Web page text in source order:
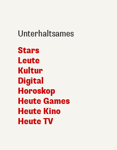
Unterhaltsames
Stars
Leute
Kultur
Digital
Horoskop
Heute Games
Heute Kino
Heute TV